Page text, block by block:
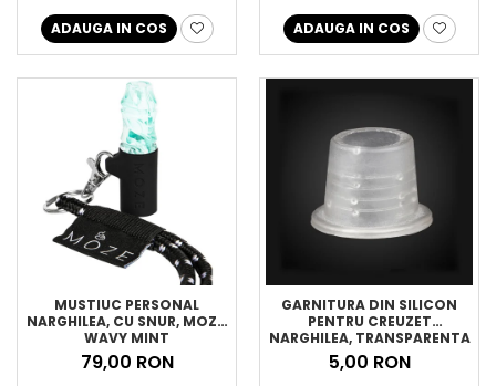
ADAUGA IN COS ADAUGA IN COS
MUSTIUC PERSONAL
NARGHILEA, CU SNUR, MOZE,
WAVY MINT
79,00 RON
GARNITURA DIN SILICON
PENTRU CREUZET
NARGHILEA, TRANSPARENTA
5,00 RON